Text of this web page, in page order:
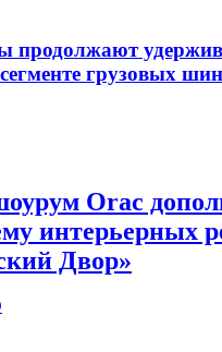
грузовых шин
Orac
интерьерных
Двор»